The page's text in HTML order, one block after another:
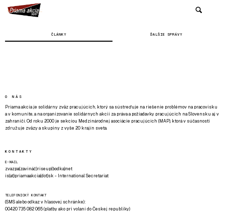
ČLÁNKY ĎALŠIE SPRÁVY
O NÁS
Priama akcia je solidárny zväz pracujúcich, ktorý sa sústreďuje na riešenie problémov na pracovisku
a v komunite, a na organizovanie solidárnych akcií za práva a požiadavky pracujúcich na Slovensku aj v
zahraničí. Od roku 2000 je sekciou Medzinárodnej asociácie pracujúcich (MAP), ktorá v súčasnosti
združuje zväzy a skupiny z vyše 20 krajín sveta.
KONTAKTY
E-MAIL
zvazpa(zavináč)riseup(bodka)net
is(at)priamaakcia(dot)sk - International Secretariat
TELEFONICKÝ KONTAKT
(SMS alebo odkaz v hlasovej schránke):
00420 735 082 065 (platby ako pri volaní do Českej republiky)